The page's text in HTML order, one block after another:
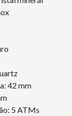
42 mm
5 ATMs